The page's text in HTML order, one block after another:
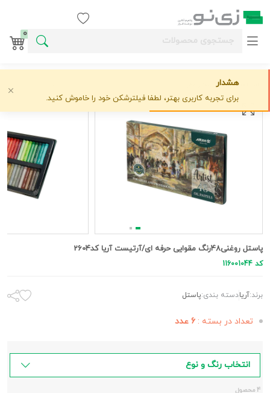
0
پاستل›آريا›
پاستل روغنی48رنگ مقوایی حرفه ای/آرتیست آریا کد2604
کد 116001044
برند:آريادسته بندی:پاستل
تعداد در بسته : 6 عدد
انتخاب رنگ و نوع
4 محصول
هشدار
برای تجربه کاربری بهتر، لطفا فیلترشکن خود را خاموش کنید.